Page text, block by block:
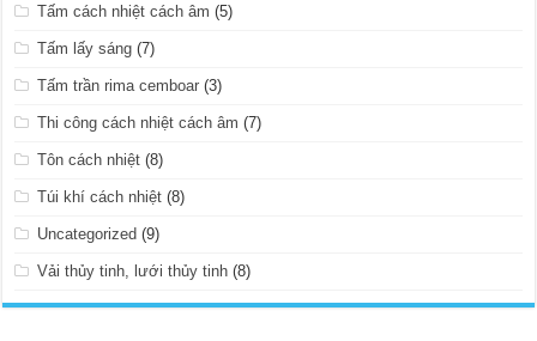
Tấm cách nhiệt cách âm (5)
Tấm lấy sáng (7)
Tấm trần rima cemboar (3)
Thi công cách nhiệt cách âm (7)
Tôn cách nhiệt (8)
Túi khí cách nhiệt (8)
Uncategorized (9)
Vải thủy tinh, lưới thủy tinh (8)